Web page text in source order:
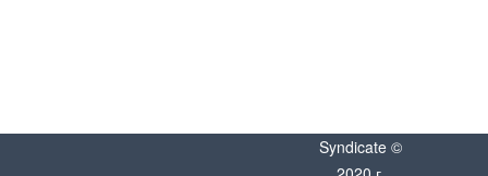
Syndicate ©